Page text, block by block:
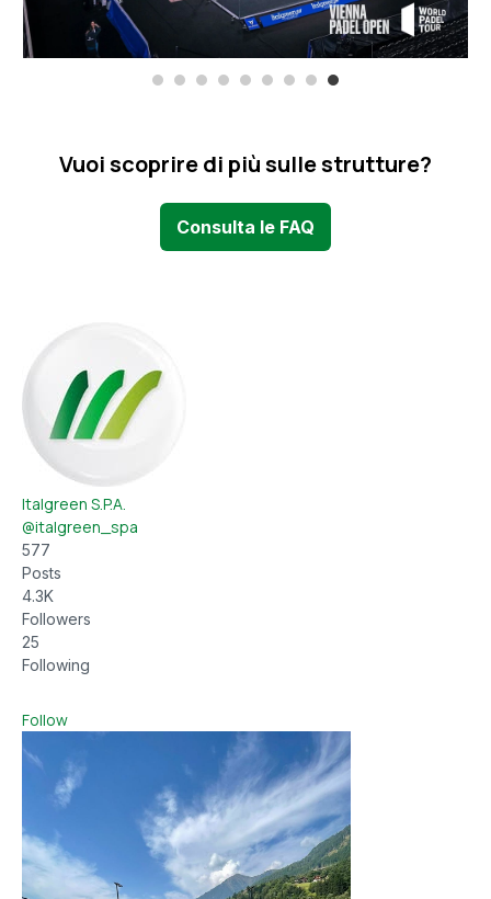
Vuoi scoprire di più sulle strutture?
Consulta le FAQ
Italgreen S.P.A.
@italgreen_spa
577
Posts
4.3K
Followers
25
Following
Follow